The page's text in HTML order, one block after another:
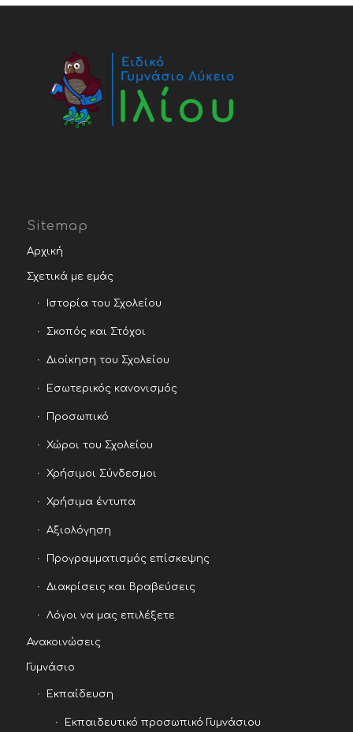
Sitemap
Αρχική
Σχετικά με εμάς
Ιστορία του Σχολείου
Σκοπός και Στόχοι
Διοίκηση του Σχολείου
Εσωτερικός κανονισμός
Προσωπικό
Χώροι του Σχολείου
Χρήσιμοι Σύνδεσμοι
Χρήσιμα έντυπα
Αξιολόγηση
Προγραμματισμός επίσκεψης
Διακρίσεις και Βραβεύσεις
Λόγοι να μας επιλέξετε
Ανακοινώσεις
Γυμνάσιο
Εκπαίδευση
Εκπαιδευτικό προσωπικό Γυμνάσιου